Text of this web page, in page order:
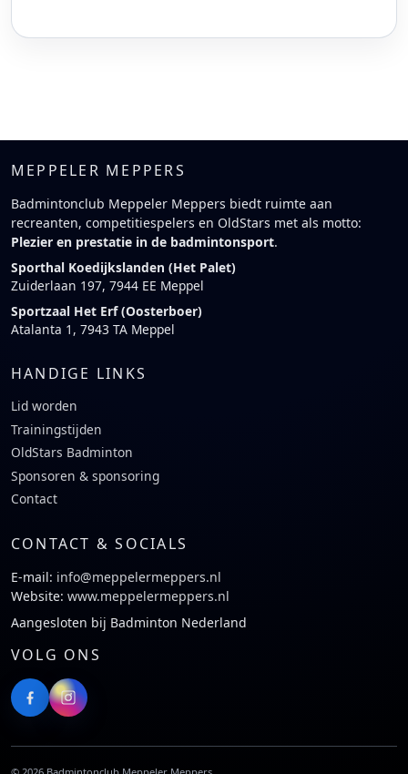
MEPPELER MEPPERS
Badmintonclub Meppeler Meppers biedt ruimte aan
recreanten, competitiespelers en OldStars met als motto:
Plezier en prestatie in de badmintonsport.
Sporthal Koedijkslanden (Het Palet)
Zuiderlaan 197, 7944 EE Meppel
Sportzaal Het Erf (Oosterboer)
Atalanta 1, 7943 TA Meppel
HANDIGE LINKS
Lid worden
Trainingstijden
OldStars Badminton
Sponsoren & sponsoring
Contact
CONTACT & SOCIALS
E-mail: info@meppelermeppers.nl
Website: www.meppelermeppers.nl
Aangesloten bij Badminton Nederland
VOLG ONS